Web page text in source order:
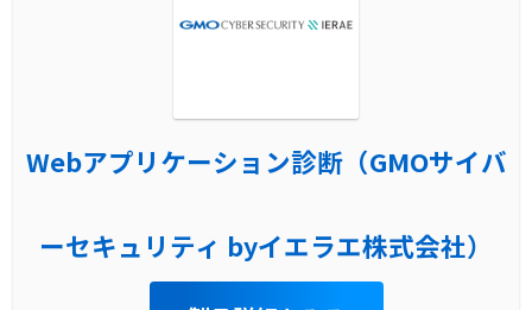
Webアプリケーション診断（GMOサイバ
ーセキュリティ byイエラエ株式会社）